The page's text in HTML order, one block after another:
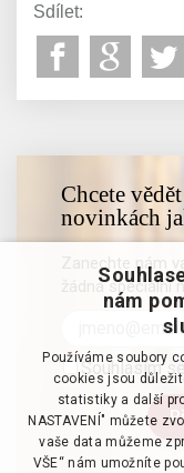
Sdílet:
Chcete
novinkách
Zanechte nám
žádná speciální
Souhlasím
nám
Používáme soubory
cookies jsou
statistiky a další
NASTAVENÍ" můžete
vaše data můžeme
VŠE“ nám umožníte